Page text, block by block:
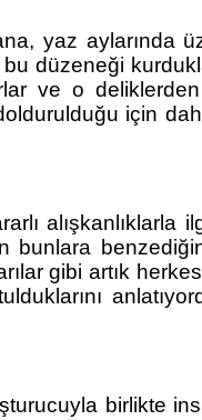
yaz aylarında
düzeneği
ve o
için
bunlara
gibi artık
birlikte